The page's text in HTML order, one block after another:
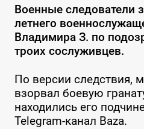
Военные следователи
летнего
Владимира З. по
троих сослуживцев.
По версии следствия,
взорвал боевую
находились его
Telegram-канал Baza.